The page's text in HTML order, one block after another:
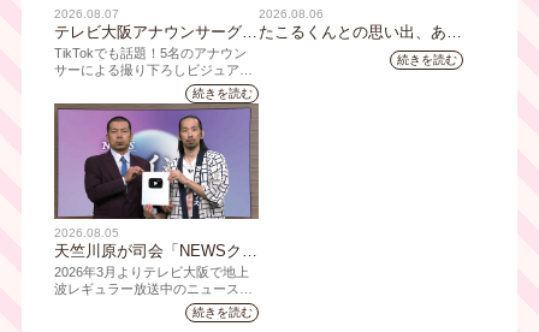
2026.08.07
テレビ大阪アナウンサーグッ
ズの新商品 8月8日(土)に発
売！ テーマは「個性全開」5
人それぞれの"らしさ"を詰め
込んだアイテムが登場
TikTokでも話題！5名のアナウン
サーによる撮り下ろしビジュアル
を使用した新グッズを発売続きを読む
2026.08.06
たこるくんとの思い出、あり
ますか？会員のみなさんに聞
続きを読む
2026.08.05
天竺川原が司会「NEWSクラ
イシス」チャンネル登録者数
10万人突破！テレビ大阪の番
組史上最速記録を更新
2026年3月よりテレビ大阪で地上
波レギュラー放送中のニュース番
組「NEWSクライシス」が、この
たび2026年7月12日(日)に、
続きを読む